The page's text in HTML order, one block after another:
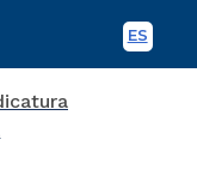
ES